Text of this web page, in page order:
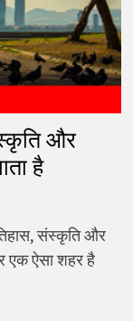
और
है
संस्कृति और
एक ऐसा शहर है